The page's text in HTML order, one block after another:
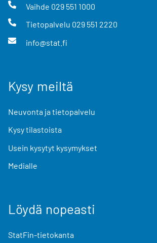
Vaihde 029 551 1000
Tietopalvelu 029 551 2220
info@stat.fi
Kysy meiltä
Neuvonta ja tietopalvelu
Kysy tilastoista
Usein kysytyt kysymykset
Medialle
Löydä nopeasti
StatFin-tietokanta